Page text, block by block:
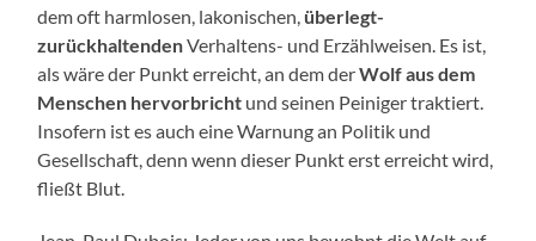
dem oft harmlosen, lakonischen, überlegt-
zurückhaltendenVerhaltens- und Erzählweisen. Es ist,
als wäre der Punkt erreicht, an dem derWolf aus dem
Menschen hervorbricht und seinen Peiniger traktiert.
Insofern ist es auch eine Warnung an Politik und
Gesellschaft, denn wenn dieser Punkt erst erreicht wird,
fließt Blut.